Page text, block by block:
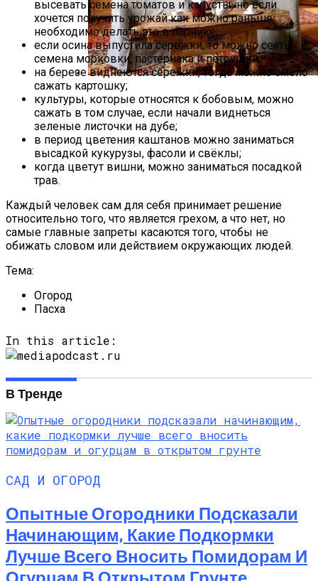
Русский Стиль: Архитектура, Интерьер
И Другие Особенности Этого
Направления
высевать семена томатов и капусты, но если
хочется получить урожай как можно раньше,
необходимо делать это в парнике;
если осина выпустила сережки, то можно сеять
семена морковки, пастернака и петрушки;
на березе виднеются сережки, тогда можно смело
сажать картошку;
культуры, которые относятся к бобовым, можно
сажать в том случае, если начали виднеться
зеленые листочки на дубе;
в период цветения каштанов можно заниматься
высадкой кукурузы, фасоли и свёклы;
когда цветут вишни, можно заниматься посадкой
трав.
Каждый человек сам для себя принимает решение
относительно того, что является грехом, а что нет, но
самые главные запреты касаются того, чтобы не
обижать словом или действием окружающих людей.
Тема:
Огород
Пасха
In this article:
В Тренде
САД И ОГОРОД
Опытные Огородники Подсказали
Начинающим, Какие Подкормки
Лучше Всего Вносить Помидорам И